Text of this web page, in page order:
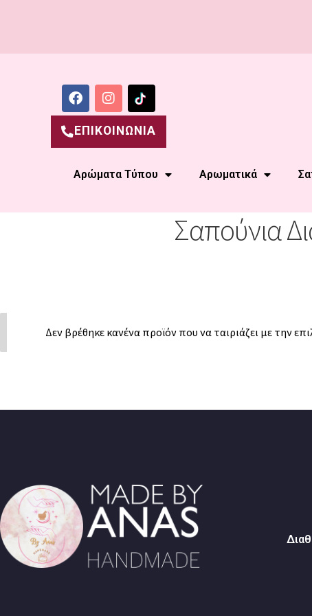
ΕΠΙΚΟΙΝΩΝΙΑ
Αρώματα Τύπου Αρωματικά
Σαπούνια
Δεν βρέθηκε κανένα προϊόν που να ταιριάζει με την